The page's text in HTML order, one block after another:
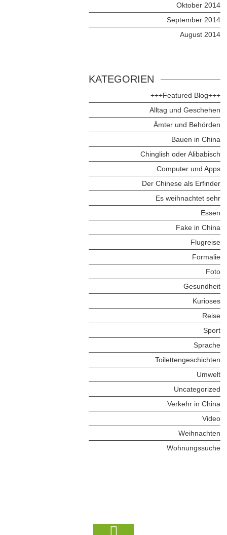
Oktober 2014
September 2014
August 2014
KATEGORIEN
+++Featured Blog+++
Alltag und Geschehen
Ämter und Behörden
Bauen in China
Chinglish oder Alibabisch
Computer und Apps
Der Chinese als Erfinder
Es weihnachtet sehr
Essen
Fake in China
Flugreise
Formalie
Foto
Gesundheit
Kurioses
Reise
Sport
Sprache
Toilettengeschichten
Umwelt
Uncategorized
Verkehr in China
Video
Weihnachten
Wohnungssuche